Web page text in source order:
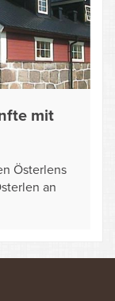
mit
Österlens
an